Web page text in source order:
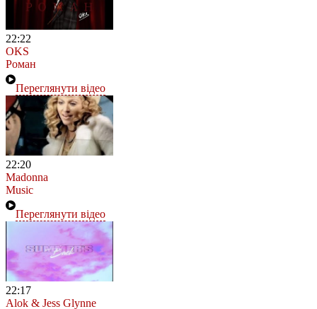
22:22
OKS
Роман
Переглянути відео
22:20
Madonna
Music
Переглянути відео
22:17
Alok & Jess Glynne